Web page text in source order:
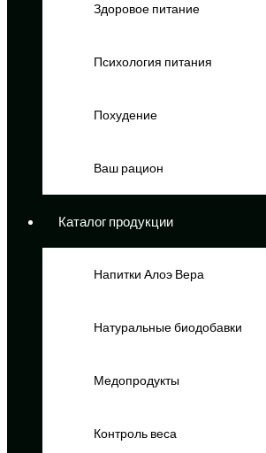
Здоровое питание
Психология питания
Похудение
Ваш рацион
Каталог продукции
Напитки Алоэ Вера
Натуральные биодобавки
Медопродукты
Контроль веса